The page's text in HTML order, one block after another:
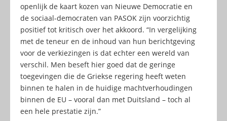
openlijk de kaart kozen van Nieuwe Democratie en
de sociaal-democraten van PASOK zijn voorzichtig
positief tot kritisch over het akkoord. “In vergelijking
met de teneur en de inhoud van hun berichtgeving
voor de verkiezingen is dat echter een wereld van
verschil. Men beseft hier goed dat de geringe
toegevingen die de Griekse regering heeft weten
binnen te halen in de huidige machtverhoudingen
binnen de EU – vooral dan met Duitsland – toch al
een hele prestatie zijn.”